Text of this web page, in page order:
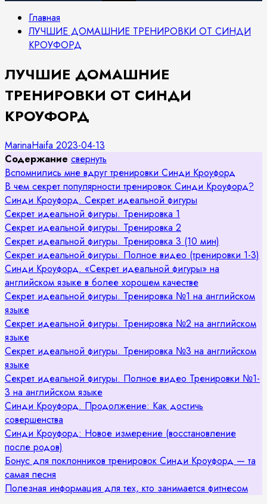
Главная
ЛУЧШИЕ ДОМАШНИЕ ТРЕНИРОВКИ ОТ СИНДИ
КРОУФОРД
ЛУЧШИЕ ДОМАШНИЕ
ТРЕНИРОВКИ ОТ СИНДИ
КРОУФОРД
MarinaHaifa 2023-04-13
Содержание свернуть
Вспомнились мне вдруг тренировки Синди Кроуфорд
В чем секрет популярности тренировок Синди Кроуфорд?
Синди Кроуфорд. Секрет идеальной фигуры
Секрет идеальной фигуры. Тренировка 1
Секрет идеальной фигуры. Тренировка 2
Секрет идеальной фигуры. Тренировка 3 (10 мин)
Секрет идеальной фигуры. Полное видео (тренировки 1-3)
Синди Кроуфорд. «Секрет идеальной фигуры» на
английском языке в более хорошем качестве
Секрет идеальной фигуры. Тренировка №1 на английском
языке
Секрет идеальной фигуры. Тренировка №2 на английском
языке
Секрет идеальной фигуры. Тренировка №3 на английском
языке
Секрет идеальной фигуры. Полное видео Тренировки №1-
3 на английском языке
Синди Кроуфорд. Продолжение: Как достичь
совершенства
Синди Кроуфорд: Новое измерение (восстановление
после родов)
Бонус для поклонников тренировок Синди Кроуфорд — та
самая песня
Полезная информация для тех, кто занимается фитнесом